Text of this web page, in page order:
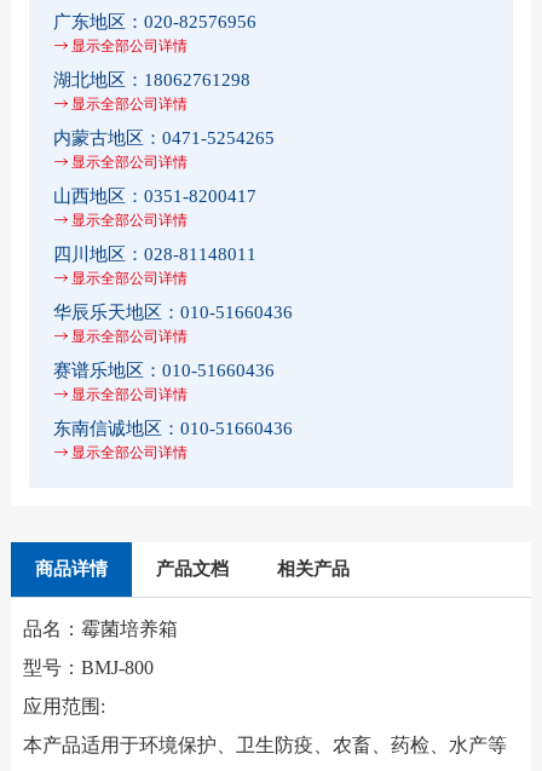
广东地区： 020-82576956
显示全部公司详情
湖北地区： 18062761298
显示全部公司详情
内蒙古地区： 0471-5254265
显示全部公司详情
山西地区： 0351-8200417
显示全部公司详情
四川地区： 028-81148011
显示全部公司详情
华辰乐天地区： 010-51660436
显示全部公司详情
赛谱乐地区： 010-51660436
显示全部公司详情
东南信诚地区： 010-51660436
显示全部公司详情
商品详情 产品文档 相关产品
品名：霉菌培养箱
型号：BMJ-800
应用范围:
本产品适用于环境保护、卫生防疫、农畜、药检、水产等